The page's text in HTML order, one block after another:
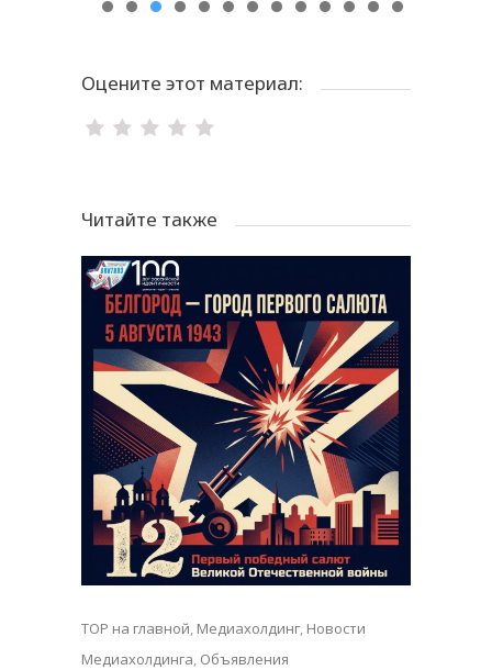
Оцените этот материал:
Читайте также
TOP на главной, Медиахолдинг, Новости
Медиахолдинга, Объявления